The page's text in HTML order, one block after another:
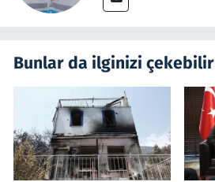
Bunlar da ilginizi çekebilir